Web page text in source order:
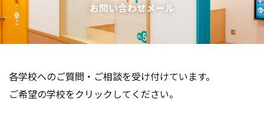
お問い合わせメール
各学校へのご質問・ご相談を受け付けています。
ご希望の学校をクリックしてください。